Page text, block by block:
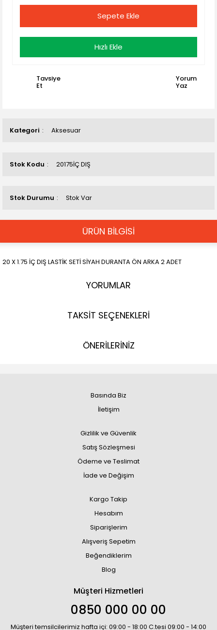
Kategori Aksesuar
Stok Kodu 20175İÇ DIŞ
Stok Durumu Stok Var
Sepete Ekle
Hızlı Ekle
Tavsiye
Et
Yorum
Yaz
ÜRÜN BİLGİSİ
20 X 1.75 İÇ DIŞ LASTİK SETİ SİYAH DURANTA ÖN ARKA 2 ADET
YORUMLAR
TAKSİT SEÇENEKLERİ
ÖNERİLERİNİZ
Basında Biz
İletişim
Gizlilik ve Güvenlik
Satış Sözleşmesi
Ödeme ve Teslimat
İade ve Değişim
Kargo Takip
Hesabım
Siparişlerim
Alışveriş Sepetim
Beğendiklerim
Blog
Müşteri Hizmetleri
0850 000 00 00
Müşteri temsilcilerimiz hafta içi: 09:00 - 18:00 C.tesi 09:00 - 14:00